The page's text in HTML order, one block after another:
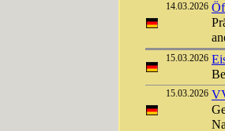
14.03.2026
15.03.2026
15.03.2026